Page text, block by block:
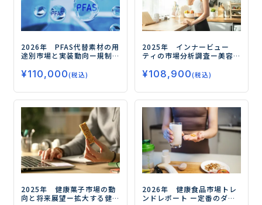
2026年 PFAS代替素材の用
途別市場と実装動向ー規制
実装力競争の勝ち筋ー
¥110,000(税込)
2025年 インナービュー
ティの市場分析調査ー美容
鍵ー
¥108,900(税込)
2025年 健康菓子市場の動
向と将来展望ー拡大する健
2026年 健康食品市場トレ
ンドレポート ー定番のダイ